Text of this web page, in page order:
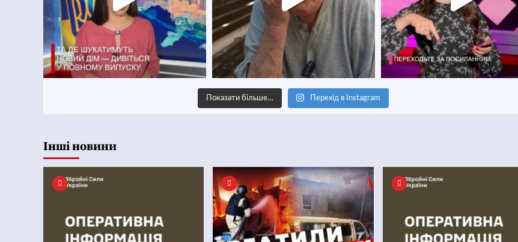
Показати більше… Перехід в Instagram
Інші новини